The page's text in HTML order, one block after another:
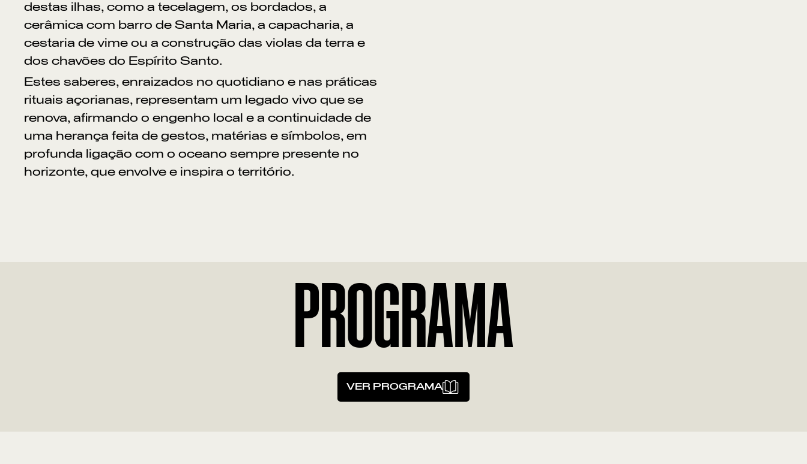
destas ilhas, como a tecelagem, os bordados, a
cerâmica com barro de Santa Maria, a capacharia, a
cestaria de vime ou a construção das violas da terra e
dos chavões do Espírito Santo.
Estes saberes, enraizados no quotidiano e nas práticas
rituais açorianas, representam um legado vivo que se
renova, afirmando o engenho local e a continuidade de
uma herança feita de gestos, matérias e símbolos, em
profunda ligação com o oceano sempre presente no
horizonte, que envolve e inspira o território.
PROGRAMA
VER PROGRAMA